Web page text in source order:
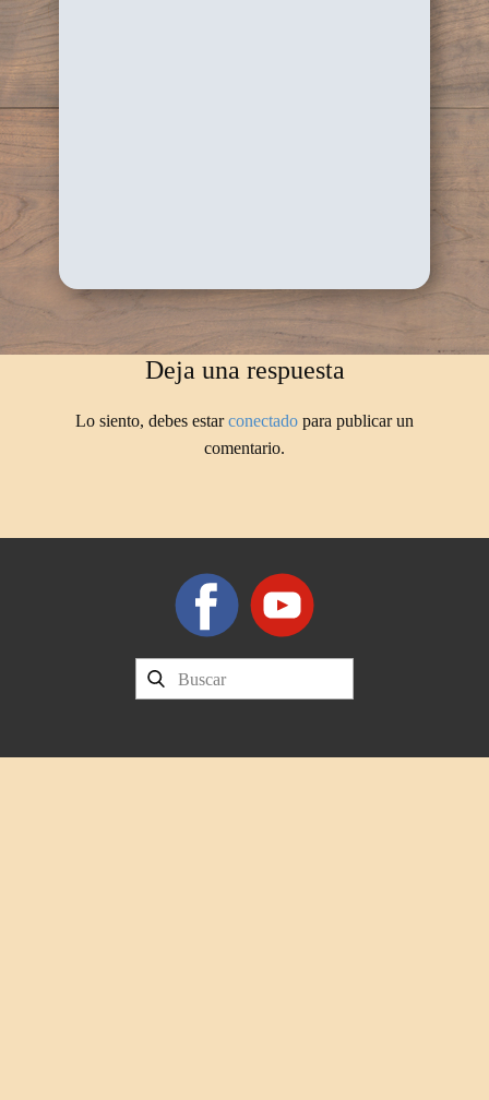
Deja una respuesta
Lo siento, debes estarconectado para publicar un
comentario.